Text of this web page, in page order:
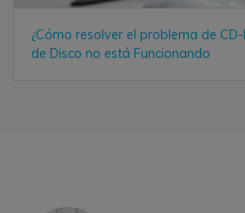
¿Cómo resolver el problema de
de Disco no está Funcionando